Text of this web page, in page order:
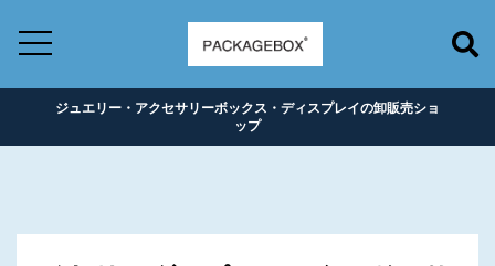
ジュエリー・アクセサリーボックス・ディスプレイの卸販売ショ
ップ